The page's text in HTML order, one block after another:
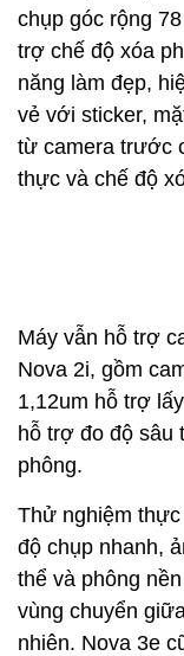
chụp góc rộng
trợ chế độ xóa
năng làm đẹp,
vẻ với sticker,
từ camera trước
thực và chế độ
Máy vẫn hỗ trợ
Nova 2i, gồm
1,12um hỗ trợ
hỗ trợ đo độ sâu
phông.
Thử nghiệm
độ chụp nhanh,
thể và phông
vùng chuyển
nhiên. Nova 3e